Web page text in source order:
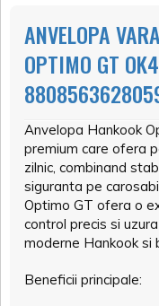
ANVELOPA
OPTIMO GT
Anvelopa Hankook
premium care ofera
zilnic, combinand
siguranta pe
Optimo GT ofera o
control precis si
moderne Hankook si
Beneficii principale: